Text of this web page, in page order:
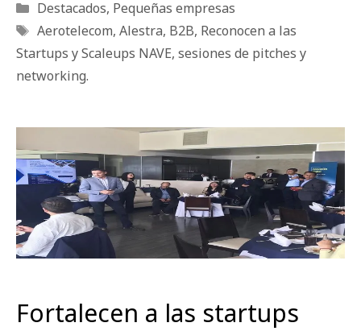
Categorías
Destacados, Pequeñas empresas
Etiquetas
Aerotelecom, Alestra, B2B, Reconocen a las
Startups y Scaleups NAVE, sesiones de pitches y
networking.
Fortalecen a las startups